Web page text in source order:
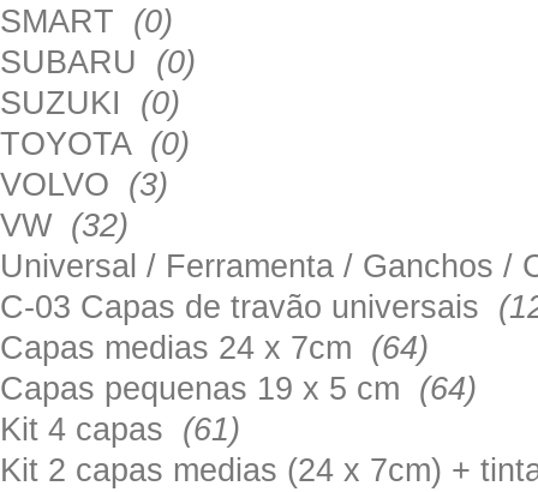
SMART (0)
SUBARU (0)
SUZUKI (0)
TOYOTA (0)
VOLVO (3)
VW (32)
Universal / Ferramenta / Ganchos
C-03 Capas de travão universais
Capas medias 24 x 7cm (64)
Capas pequenas 19 x 5 cm (64)
Kit 4 capas (61)
Kit 2 capas medias (24 x 7cm) +